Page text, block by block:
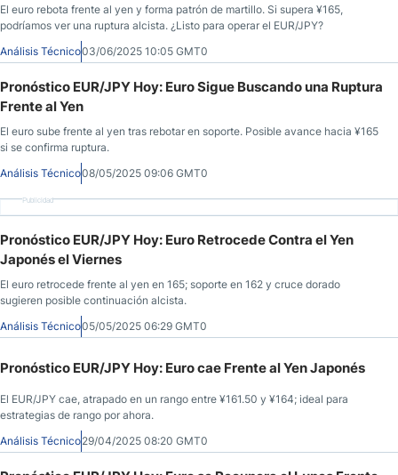
El euro rebota frente al yen y forma patrón de martillo. Si supera ¥165,
podríamos ver una ruptura alcista. ¿Listo para operar el EUR/JPY?
Análisis Técnico03/06/2025 10:05 GMT0
Pronóstico EUR/JPY Hoy: Euro Sigue Buscando una Ruptura
Frente al Yen
El euro sube frente al yen tras rebotar en soporte. Posible avance hacia ¥165
si se confirma ruptura.
Análisis Técnico08/05/2025 09:06 GMT0
Publicidad
Pronóstico EUR/JPY Hoy: Euro Retrocede Contra el Yen
Japonés el Viernes
El euro retrocede frente al yen en 165; soporte en 162 y cruce dorado
sugieren posible continuación alcista.
Análisis Técnico05/05/2025 06:29 GMT0
Pronóstico EUR/JPY Hoy: Euro cae Frente al Yen Japonés
El EUR/JPY cae, atrapado en un rango entre ¥161.50 y ¥164; ideal para
estrategias de rango por ahora.
Análisis Técnico29/04/2025 08:20 GMT0